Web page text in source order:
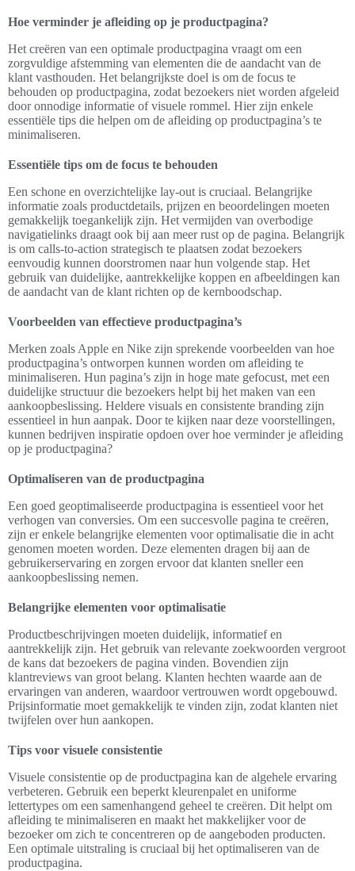
Hoe verminder je afleiding op je productpagina?
Het creëren van een optimale productpagina vraagt om een
zorgvuldige afstemming van elementen die de aandacht van de
klant vasthouden. Het belangrijkste doel is om de focus te
behouden op productpagina, zodat bezoekers niet worden afgeleid
door onnodige informatie of visuele rommel. Hier zijn enkele
essentiële tips die helpen om de afleiding op productpagina’s te
minimaliseren.
Essentiële tips om de focus te behouden
Een schone en overzichtelijke lay-out is cruciaal. Belangrijke
informatie zoals productdetails, prijzen en beoordelingen moeten
gemakkelijk toegankelijk zijn. Het vermijden van overbodige
navigatielinks draagt ook bij aan meer rust op de pagina. Belangrijk
is om calls-to-action strategisch te plaatsen zodat bezoekers
eenvoudig kunnen doorstromen naar hun volgende stap. Het
gebruik van duidelijke, aantrekkelijke koppen en afbeeldingen kan
de aandacht van de klant richten op de kernboodschap.
Voorbeelden van effectieve productpagina’s
Merken zoals Apple en Nike zijn sprekende voorbeelden van hoe
productpagina’s ontworpen kunnen worden om afleiding te
minimaliseren. Hun pagina’s zijn in hoge mate gefocust, met een
duidelijke structuur die bezoekers helpt bij het maken van een
aankoopbeslissing. Heldere visuals en consistente branding zijn
essentieel in hun aanpak. Door te kijken naar deze voorstellingen,
kunnen bedrijven inspiratie opdoen over hoe verminder je afleiding
op je productpagina?
Optimaliseren van de productpagina
Een goed geoptimaliseerde productpagina is essentieel voor het
verhogen van conversies. Om een succesvolle pagina te creëren,
zijn er enkele belangrijke elementen voor optimalisatie die in acht
genomen moeten worden. Deze elementen dragen bij aan de
gebruikerservaring en zorgen ervoor dat klanten sneller een
aankoopbeslissing nemen.
Belangrijke elementen voor optimalisatie
Productbeschrijvingen moeten duidelijk, informatief en
aantrekkelijk zijn. Het gebruik van relevante zoekwoorden vergroot
de kans dat bezoekers de pagina vinden. Bovendien zijn
klantreviews van groot belang. Klanten hechten waarde aan de
ervaringen van anderen, waardoor vertrouwen wordt opgebouwd.
Prijsinformatie moet gemakkelijk te vinden zijn, zodat klanten niet
twijfelen over hun aankopen.
Tips voor visuele consistentie
Visuele consistentie op de productpagina kan de algehele ervaring
verbeteren. Gebruik een beperkt kleurenpalet en uniforme
lettertypes om een samenhangend geheel te creëren. Dit helpt om
afleiding te minimaliseren en maakt het makkelijker voor de
bezoeker om zich te concentreren op de aangeboden producten.
Een optimale uitstraling is cruciaal bij het optimaliseren van de
productpagina.